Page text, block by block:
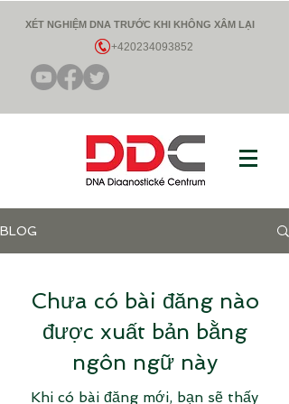
XÉT NGHIỆM DNA TRƯỚC KHI KHÔNG XÂM LẠI
+420234093852
BLOG
Chưa có bài đăng nào
được xuất bản bằng
ngôn ngữ này
Khi có bài đăng mới, bạn sẽ thấy